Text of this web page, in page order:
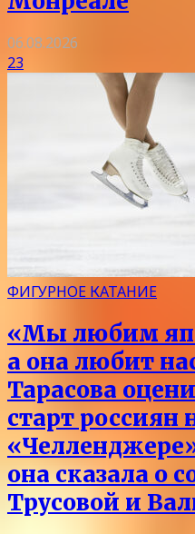
06.08.2026
23
ФИГУРНОЕ КАТАНИЕ
«Мы любим
а она любит
Тарасова
старт россиян
она сказала о
Трусовой и